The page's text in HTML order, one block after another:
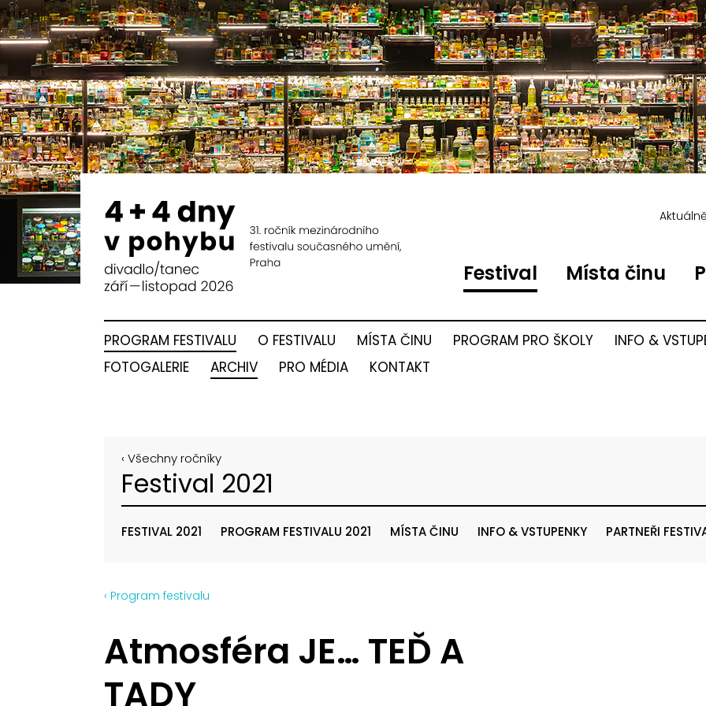
Festival Místa činu
PROGRAM FESTIVALU O FESTIVALU MÍSTA ČINU PROGRAM PRO ŠKOLY
INFO &
FOTOGALERIE
ARCHIV PRO MÉDIA KONTAKT
‹ Všechny ročníky
Festival 2021
FESTIVAL 2021 PROGRAM FESTIVALU 2021 MÍSTA ČINU INFO & VSTUPENKY PARTNEŘI
‹ Program festivalu
Atmosféra JE… TEĎ A
TADY